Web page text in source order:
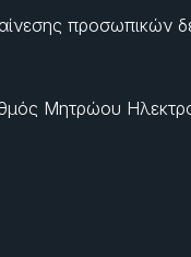
προσωπικών
Μητρώου